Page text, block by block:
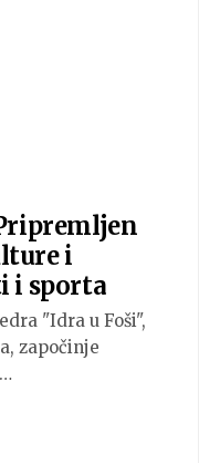
i
i sporta
"Idra u Foši",
započinje